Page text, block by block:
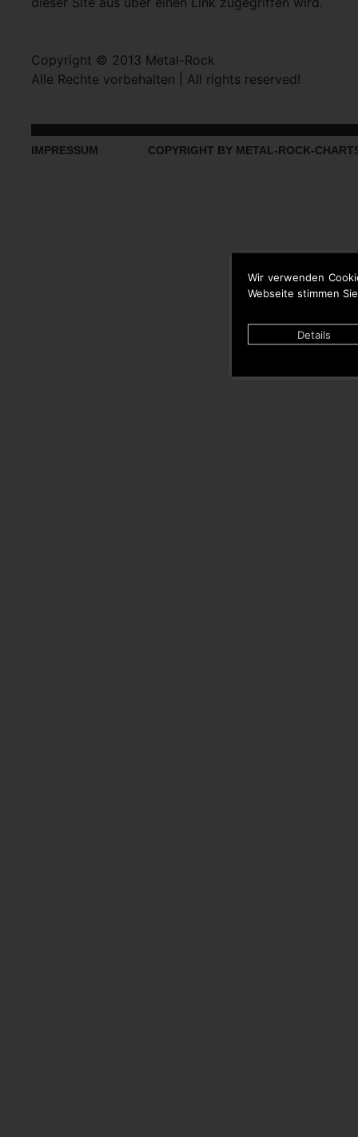
Wir verwenden
Webseite stimmen
Details
Copyright © 2013 Metal-Rock
Alle Rechte vorbehalten | All rights reserved!
IMPRESSUM COPYRIGHT BY METAL-ROCK-